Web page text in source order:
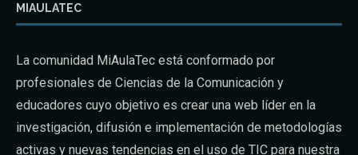
MIAULATEC
La comunidad MiAulaTec está conformado por
profesionales de Ciencias de la Comunicación y
educadores cuyo objetivo es crear una web líder en la
investigación, difusión e implementación de metodologías
activas y nuevas tendencias en el uso de TIC para nuestra